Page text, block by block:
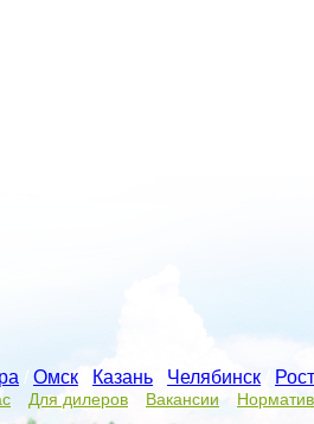
/ Омск Казань Челябинск
Для дилеров Вакансии